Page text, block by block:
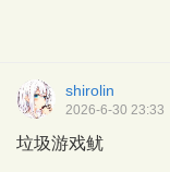
shirolin
2026-6-30 23:33
垃圾游戏鱿